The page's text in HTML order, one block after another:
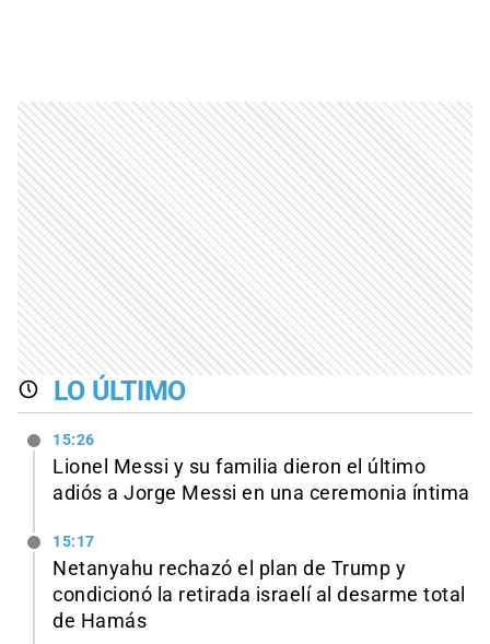
LO ÚLTIMO
15:26
Lionel Messi y su familia dieron el último
adiós a Jorge Messi en una ceremonia íntima
15:17
Netanyahu rechazó el plan de Trump y
condicionó la retirada israelí al desarme total
de Hamás